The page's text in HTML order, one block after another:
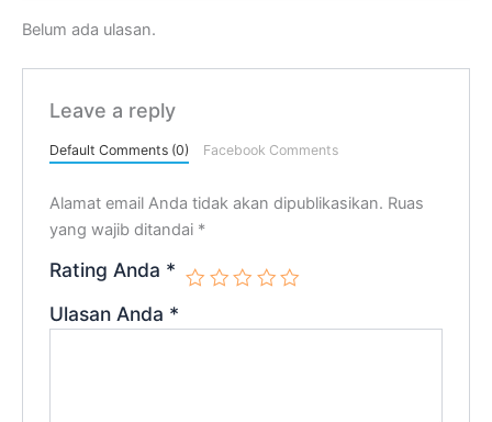
Belum ada ulasan.
Leave a reply
Default Comments (0) Facebook Comments
Alamat email Anda tidak akan dipublikasikan. Ruas
yang wajib ditandai *
Rating Anda *
Ulasan Anda *